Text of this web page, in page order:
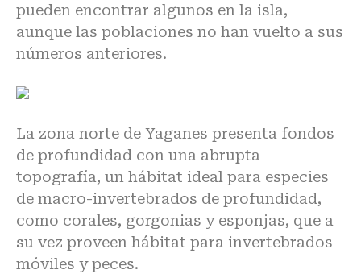
pueden encontrar algunos en la isla,
aunque las poblaciones no han vuelto a sus
números anteriores.
La zona norte de Yaganes presenta fondos
de profundidad con una abrupta
topografía, un hábitat ideal para especies
de macro-invertebrados de profundidad,
como corales, gorgonias y esponjas, que a
su vez proveen hábitat para invertebrados
móviles y peces.